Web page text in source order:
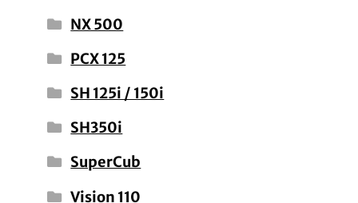
NX 500
PCX 125
SH 125i / 150i
SH350i
SuperCub
Vision 110